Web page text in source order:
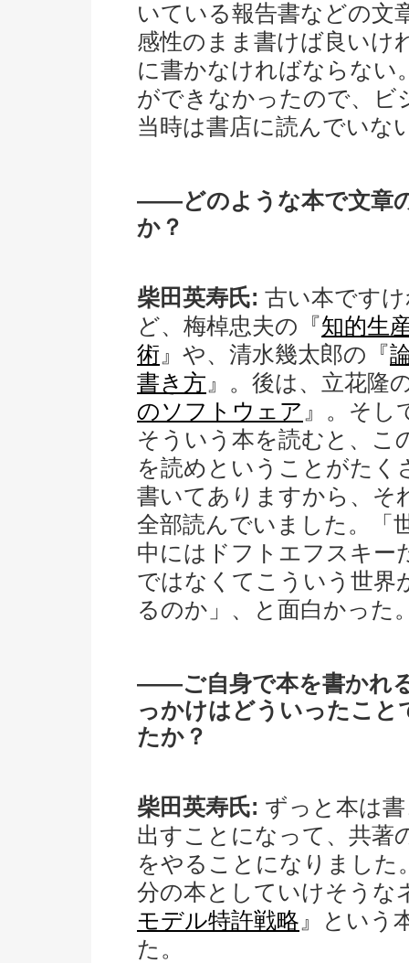
いている報告書などの文
感性のまま書けば良いけ
に書かなければならない
ができなかったので、ビ
当時は書店に読んでいな
――どのような本で文章
か？
柴田英寿氏: 古い本です
ど、梅棹忠夫の『知的生
術 』や、清水幾太郎の『
書き方 』。後は、立花隆
のソフトウェア 』。そし
そういう本を読むと、こ
を読めということがたく
書いてありますから、そ
全部読んでいました。「
中にはドフトエフスキー
ではなくてこういう世界
るのか」、と面白かった
――ご自身で本を書かれ
っかけはどういったこと
たか？
柴田英寿氏: ずっと本は
出すことになって、共著
をやることになりました
分の本としていけそうな
モデル特許戦略 』という
た。